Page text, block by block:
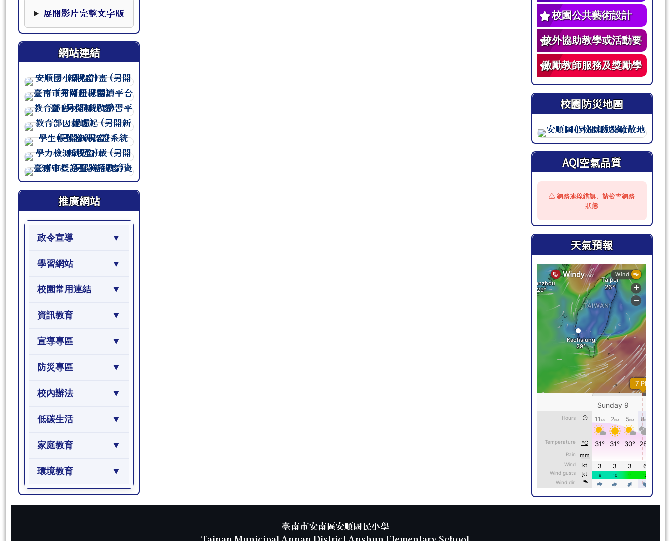
展開影片完整文字版
網站連結
連至 http://course.tn.edu.tw/school.aspx?sch=213626
連至 http://course.tn.edu.tw/school.aspx?sch=213626
連至 http://course.tn.edu.tw/school.aspx?sch=213626
連至 http://course.tn.edu.tw/school.aspx?sch=213626
連至 http://course.tn.edu.tw/school.aspx?sch=213626
連至 http://course.tn.edu.tw/school.aspx?sch=213626
連至 http://course.tn.edu.tw/school.aspx?sch=213626
推廣網站
政令宣導
學習網站
校園常用連結
資訊教育
宣導專區
防災專區
校內辦法
低碳生活
家庭教育
環境教育
校園公共藝術設計
校外協助教學或活動要
點
激勵教師服務及獎勵學
生辦法
校園防災地圖
此圖為安順國小校園防災地圖（
AQI空氣品質
⚠️ 網路連線錯誤，請檢查網路
狀態
天氣預報
臺南市安南區安順國民小學